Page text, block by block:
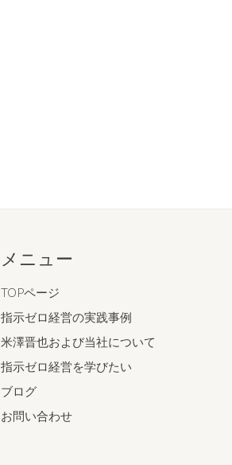
メニュー
TOPページ
指示ゼロ経営の実践事例
米澤晋也および当社について
指示ゼロ経営を学びたい
ブログ
お問い合わせ